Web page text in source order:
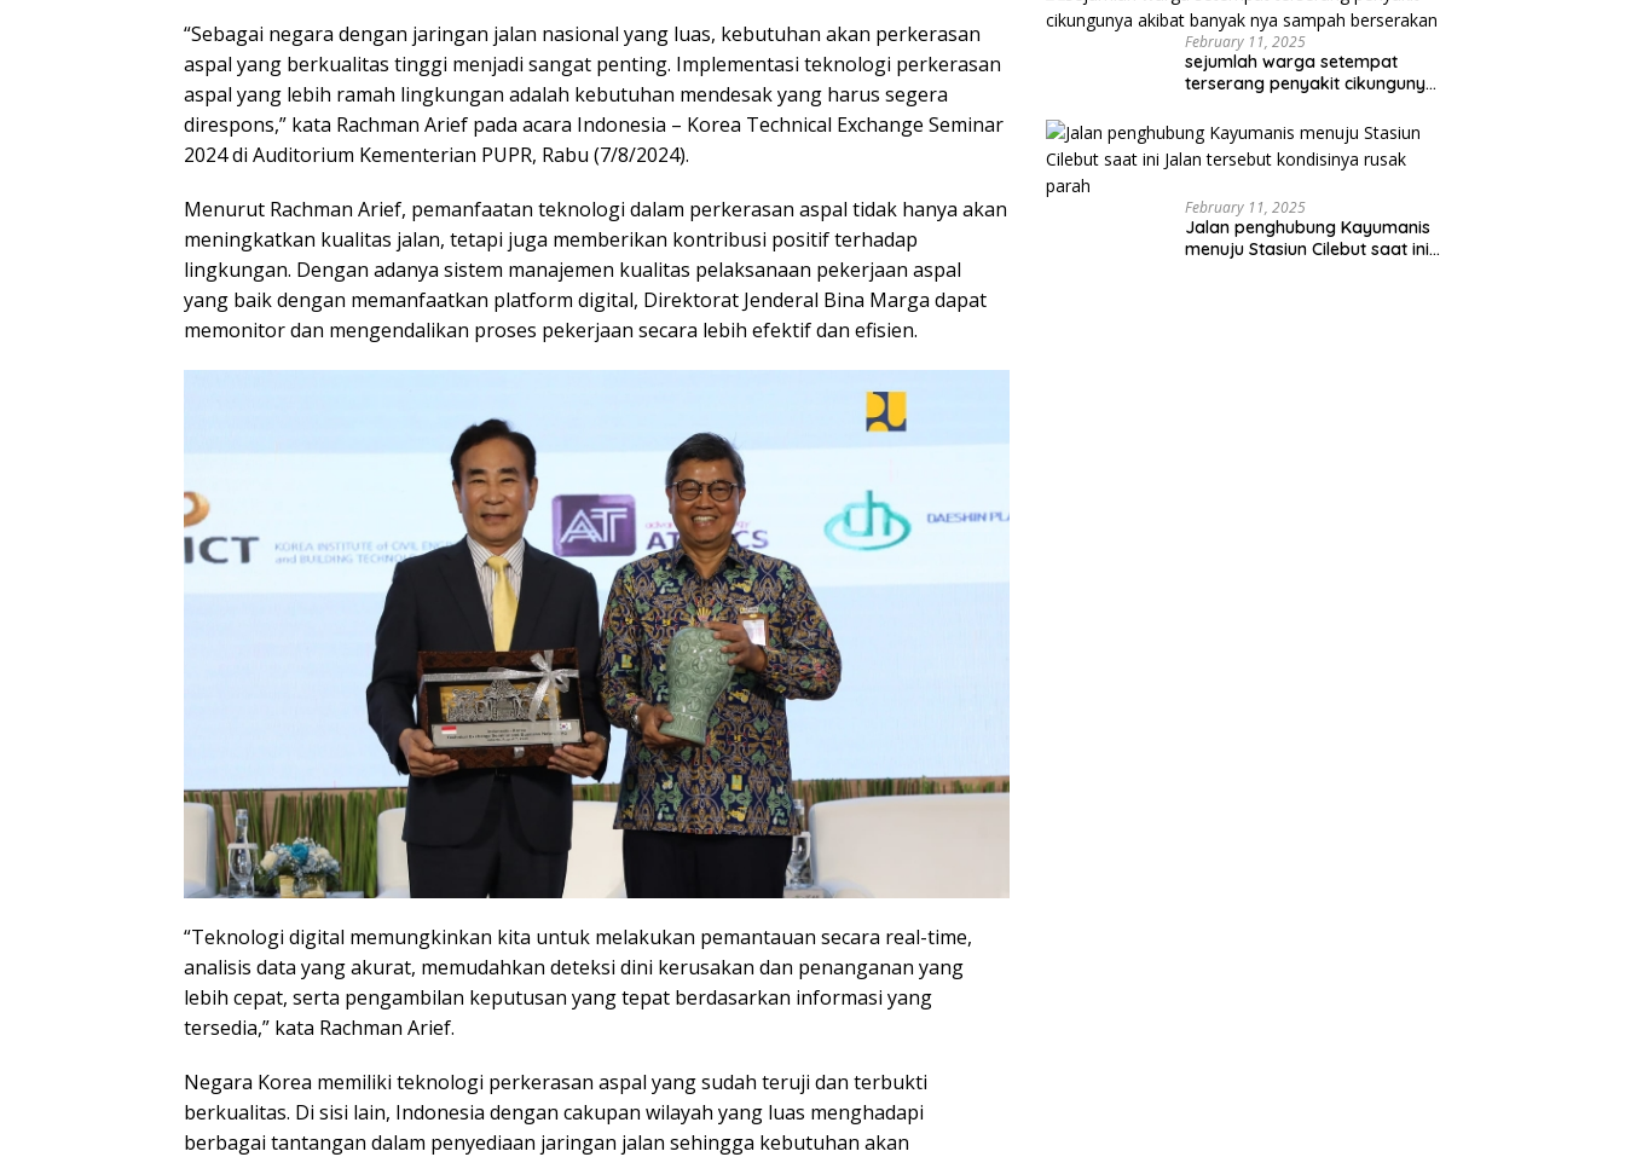
“Sebagai negara dengan jaringan jalan nasional yang luas, kebutuhan akan perkerasan
aspal yang berkualitas tinggi menjadi sangat penting. Implementasi teknologi perkerasan
aspal yang lebih ramah lingkungan adalah kebutuhan mendesak yang harus segera
direspons,” kata Rachman Arief pada acara Indonesia – Korea Technical Exchange Seminar
2024 di Auditorium Kementerian PUPR, Rabu (7/8/2024).
Menurut Rachman Arief, pemanfaatan teknologi dalam perkerasan aspal tidak hanya akan
meningkatkan kualitas jalan, tetapi juga memberikan kontribusi positif terhadap
lingkungan. Dengan adanya sistem manajemen kualitas pelaksanaan pekerjaan aspal
yang baik dengan memanfaatkan platform digital, Direktorat Jenderal Bina Marga dapat
memonitor dan mengendalikan proses pekerjaan secara lebih efektif dan efisien.
“Teknologi digital memungkinkan kita untuk melakukan pemantauan secara real-time,
analisis data yang akurat, memudahkan deteksi dini kerusakan dan penanganan yang
lebih cepat, serta pengambilan keputusan yang tepat berdasarkan informasi yang
tersedia,” kata Rachman Arief.
Negara Korea memiliki teknologi perkerasan aspal yang sudah teruji dan terbukti
berkualitas. Di sisi lain, Indonesia dengan cakupan wilayah yang luas menghadapi
berbagai tantangan dalam penyediaan jaringan jalan sehingga kebutuhan akan
February 11, 2025
sejumlah warga setempat
terserang penyakit cikungunya
berserakan
February 11, 2025
Jalan penghubung Kayumanis
menuju Stasiun Cilebut saat ini